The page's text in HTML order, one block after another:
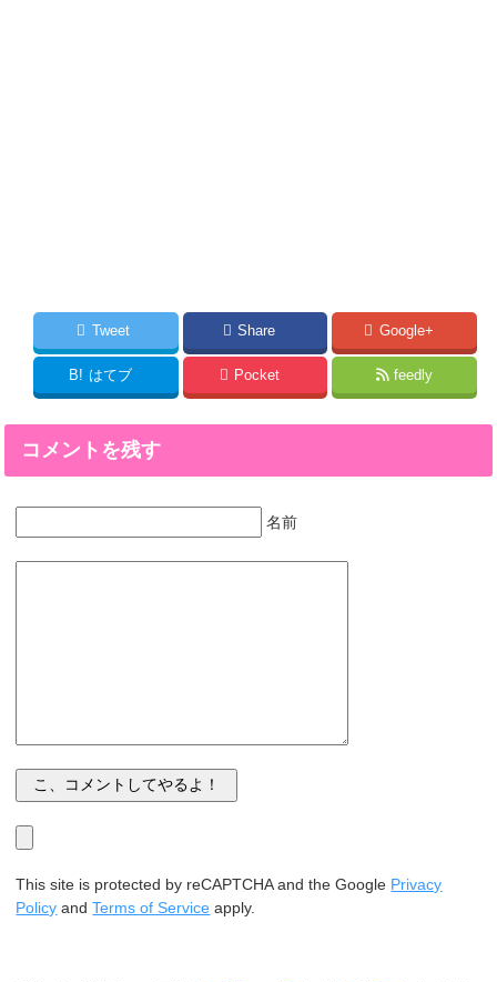
Tweet Share Google+
B! はてブ Pocket feedly
コメントを残す
名前
This site is protected by reCAPTCHA and the Google Privacy
Policy andTerms of Service apply.